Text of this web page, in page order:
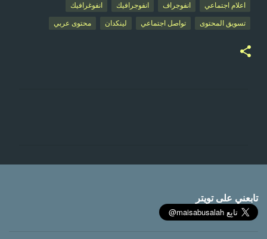
اعلام اجتماعي انفوجراف انفوجرافيك انفوغرافيك
تسويق المحتوى تواصل اجتماعي لينكدان محتوى عربي
ت
تابعني على تويتر